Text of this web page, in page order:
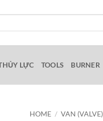
LỰC TOOLS BURNER
HOME / VAN (VALVE)